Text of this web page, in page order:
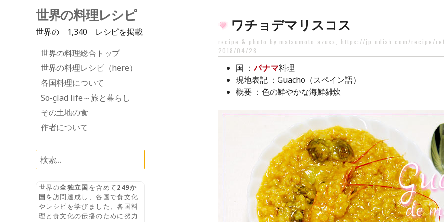
世界の料理レシピ
世界の 1,340 レシピを掲載
Skip
to
content
世界の料理総合トップ
世界の料理レシピ（here）
各国料理について
So-glad life～旅と暮らし
その土地の食
作者について
ワチョデマリスコス
recipe & photo by matsumoto azusa, https://jp.ndish.com/recipe/
2018/04/28
国 ：パナマ料理
現地表記 ：Guacho（スペイン語）
概要 ：色の鮮やかな海鮮雑炊
検
索:
世界の全独立国を含めて249か
国を訪問達成し、各国で食文化
やレシピを学びました。各国料
理と食文化の伝播のために努力